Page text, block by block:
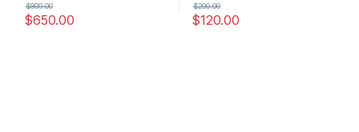
$650.00
$800.00
$120.00
$200.00